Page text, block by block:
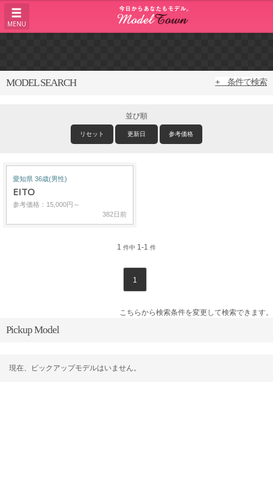
MENU
MODEL SEARCH + 条件で検索
並び順
リセット 更新日 参考価格
愛知県 36歳(男性)
EITO
参考価格：15,000円～
382日前
1 件中 1-1 件
1
こちらから検索条件を変更して検索できます。
Pickup Model
現在、ピックアップモデルはいません。